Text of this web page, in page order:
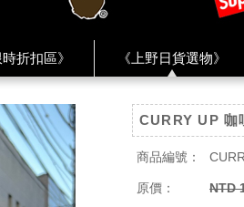
時折扣區》 《上野日貨選物》
★ Facebook ★ ★
CURRY UP 咖
商品編號：
原價： NTD